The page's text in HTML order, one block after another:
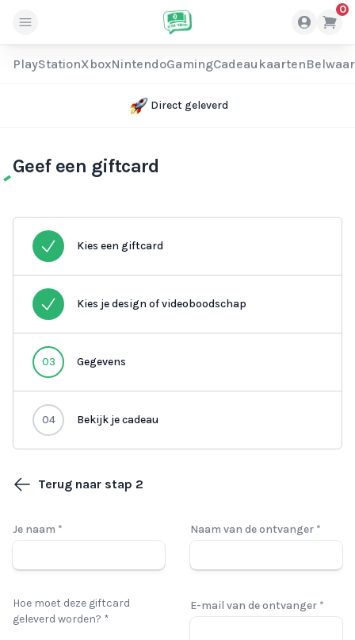
0
PlayStationXboxNintendoGamingCadeaukaarten
Direct geleverd
Geef een giftcard
Kies een giftcard
Kies je design of videoboodschap
03 Gegevens
04 Bekijk je cadeau
Terug naar stap 2
Je naam * Naam van de ontvanger *
Hoe moet deze giftcard
geleverd worden? *
E-mail van de ontvanger *